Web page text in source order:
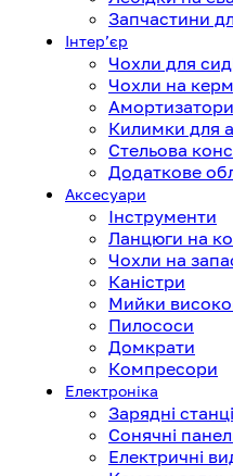
Запчастини
Інтерʼєр
Чохли для
Чохли на
Килимки для
Стельова
Додаткове
Аксесуари
Інструменти
Ланцюги на
Чохли на
Каністри
Мийки
Пилососи
Домкрати
Компресори
Електроніка
Зарядні
Сонячні
Електричні